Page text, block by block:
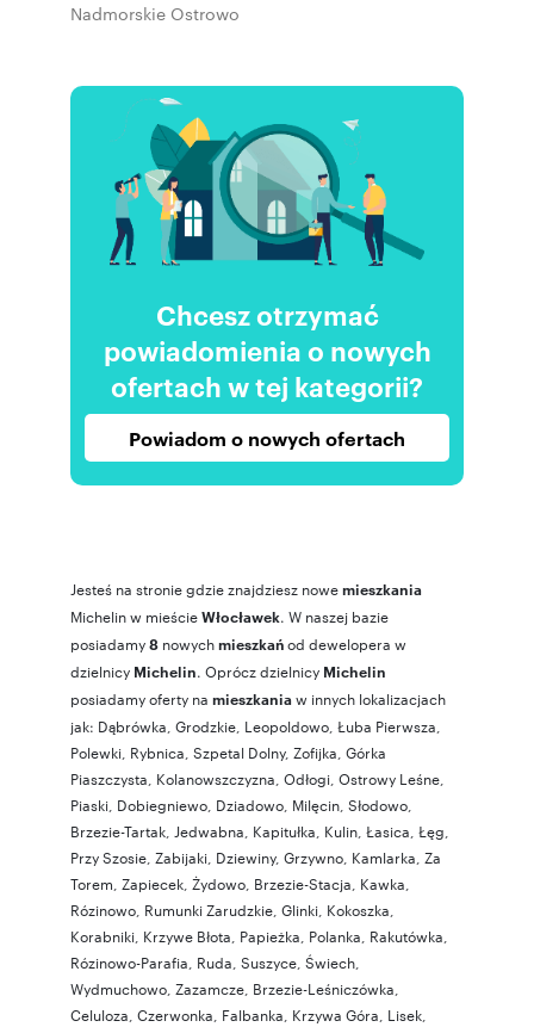
Nadmorskie Ostrowo
Chcesz otrzymać
powiadomienia o nowych
ofertach w tej kategorii?
Powiadom o nowych ofertach
Jesteś na stronie gdzie znajdziesz nowemieszkania
Michelin w mieścieWłocławek. W naszej bazie
posiadamy8 nowychmieszkańod dewelopera w
dzielnicy Michelin. Oprócz dzielnicy Michelin
posiadamy oferty na mieszkaniaw innych lokalizacjach
jak: Dąbrówka Grodzkie Leopoldowo Łuba Pierwsza
Polewki Rybnica Szpetal Dolny, Zofijka Górka
Piaszczysta Kolanowszczyzna Odłogi Ostrowy Leśne
Piaski Dobiegniewo Dziadowo Milęcin Słodowo
Brzezie-Tartak Jedwabna Kapitułka Kulin Łasica Łęg
Przy Szosie Zabijaki Dziewiny, Grzywno Kamlarka Za
Torem Zapiecek Żydowo Brzezie-Stacja Kawka
Rózinowo Rumunki Zarudzkie Glinki Kokoszka
Korabniki Krzywe Błota Papieżka Polanka Rakutówka
Rózinowo-Parafia Ruda Suszyce Świech
Wydmuchowo Zazamcze Brzezie-Leśniczówka
Celuloza Czerwonka Falbanka Krzywa Góra Lisek